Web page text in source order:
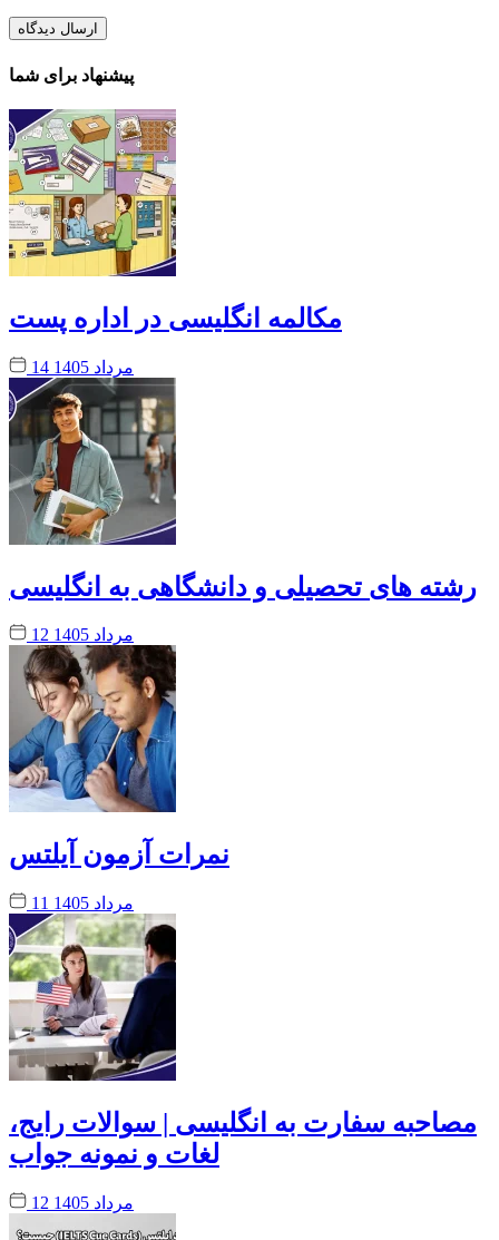
پیشنهاد برای شما
مکالمه انگلیسی در اداره پست
14 مرداد 1405
رشته های تحصیلی و دانشگاهی به انگلیسی
12 مرداد 1405
نمرات آزمون آیلتس
11 مرداد 1405
مصاحبه سفارت به انگلیسی | سوالات رایج،
لغات و نمونه جواب
12 مرداد 1405